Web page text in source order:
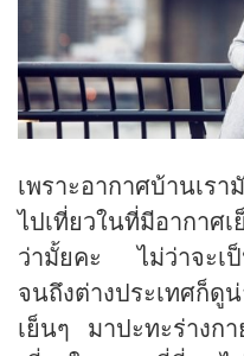
เพราะอากาศบ้านเร
ไปเที่ยวในที่มีอากาศ
ว่ามั้ยคะ ไม่ว่าจะเป็
จนถึงต่างประเทศก็
เย็นๆ มาปะทะร่างก